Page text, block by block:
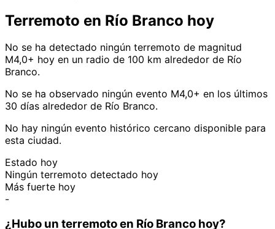
Terremoto en Río Branco hoy
No se ha detectado ningún terremoto de magnitud
M4,0+ hoy en un radio de 100 km alrededor de Río
Branco.
No se ha observado ningún evento M4,0+ en los últimos
30 días alrededor de Río Branco.
No hay ningún evento histórico cercano disponible para
esta ciudad.
Estado hoy
Ningún terremoto detectado hoy
Más fuerte hoy
-
¿Hubo un terremoto en Río Branco hoy?